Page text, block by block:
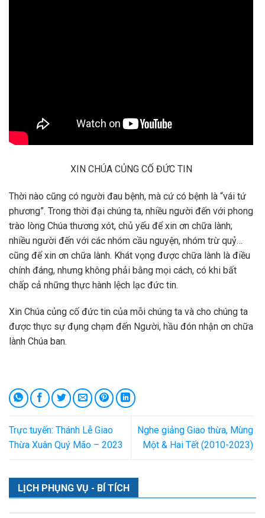
XIN CHÚA CỦNG CỐ ĐỨC TIN
Thời nào cũng có người đau bệnh, mà cứ có bệnh là “vái tứ
phương”. Trong thời đại chúng ta, nhiều người đến với phong
trào lòng Chúa thương xót, chủ yếu để xin ơn chữa lành;
nhiều người đến với các nhóm cầu nguyện, nhóm trừ quỷ…
cũng để xin ơn chữa lành. Khát vọng được chữa lành là điều
chính đáng, nhưng không phải bằng mọi cách, có khi bất
chấp cả những thực hành lệch lạc đức tin.
Xin Chúa củng cố đức tin của mỗi chúng ta và cho chúng ta
được thực sự đụng chạm đến Người, hầu đón nhận ơn chữa
lành Chúa ban.
Trực tuyến: Thánh Lễ Giao
Thừa Xuân Quý Mão – 2023
Nghe giảng Giao thừa, Mùng
Một & Hai Tết (2010-2023)
LỊCH PHỤNG VỤ - BÍ TÍCH